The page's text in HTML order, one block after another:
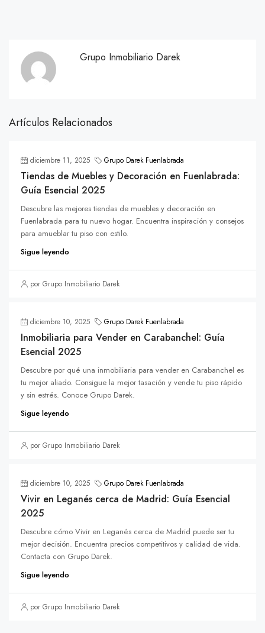
Grupo Inmobiliario Darek
Artículos Relacionados
diciembre 11, 2025 Grupo Darek Fuenlabrada
Tiendas de Muebles y Decoración en Fuenlabrada:
Guía Esencial 2025
Descubre las mejores tiendas de muebles y decoración en
Fuenlabrada para tu nuevo hogar. Encuentra inspiración y consejos
para amueblar tu piso con estilo.
Sigue leyendo
por Grupo Inmobiliario Darek
diciembre 10, 2025 Grupo Darek Fuenlabrada
Inmobiliaria para Vender en Carabanchel: Guía
Esencial 2025
Descubre por qué una inmobiliaria para vender en Carabanchel es
tu mejor aliado. Consigue la mejor tasación y vende tu piso rápido
y sin estrés. Conoce Grupo Darek.
Sigue leyendo
por Grupo Inmobiliario Darek
diciembre 10, 2025 Grupo Darek Fuenlabrada
Vivir en Leganés cerca de Madrid: Guía Esencial
2025
Descubre cómo Vivir en Leganés cerca de Madrid puede ser tu
mejor decisión. Encuentra precios competitivos y calidad de vida.
Contacta con Grupo Darek.
Sigue leyendo
por Grupo Inmobiliario Darek